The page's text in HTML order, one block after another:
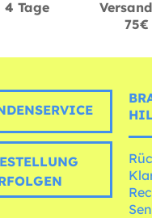
4 Tage
75€